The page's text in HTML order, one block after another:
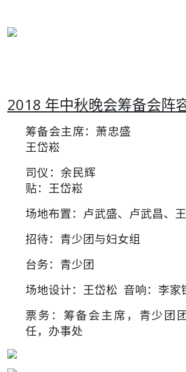
2018 年中秋晚会筹备会阵
筹备会主席：萧忠
王岱崧
司仪：余民辉
贴：王岱崧
场地布置：卢武盛、卢武昌、
招待：青少团与妇女组
台务：青少团
场地设计：王岱松 音响：李家
票务：筹备会主席，青少团
任，办事处